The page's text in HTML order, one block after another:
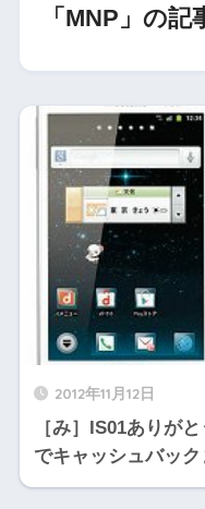
「MNP」の記
2012年11月12日
［み］IS01ありが
でキャッシュバッ